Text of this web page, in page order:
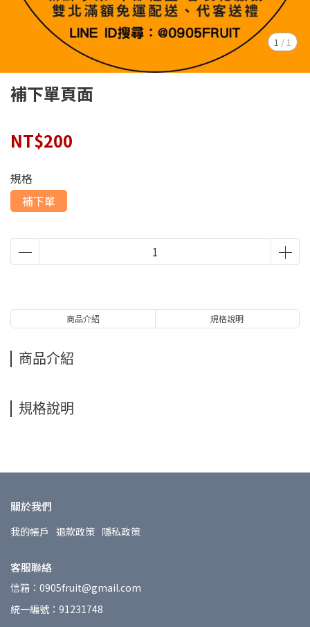
1 / 1
補下單頁面
NT$200
規格
補下單
商品介紹 規格說明
商品介紹
規格說明
關於我們
我的帳戶 退款政策 隱私政策
客服聯絡
信箱：0905fruit@gmail.com
統一編號：91231748